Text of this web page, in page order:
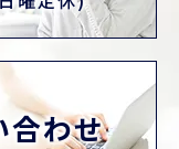
合わせ